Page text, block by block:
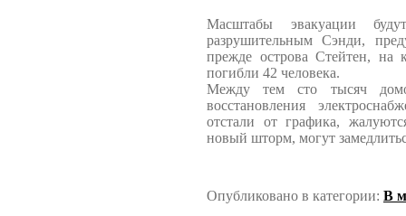
Масштабы эвакуации
разрушительным Сэнди,
прежде острова Стейтен, на
погибли 42 человека.
Между тем сто тысяч
восстановления
отстали от графика,
новый шторм, могут
Опубликовано в категории: В